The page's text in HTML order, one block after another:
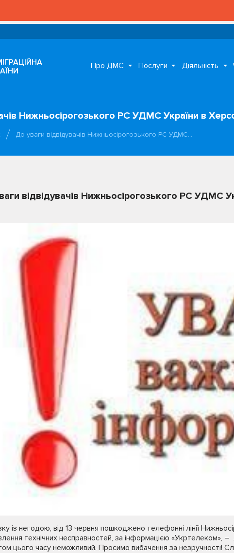
Про ДМС Послуги Діяльність
Нижньосірогозького РС УДМС України в
До уваги відвідувачів Нижньосірогозького РС УДМС…
відвідувачів Нижньосірогозького РС УДМС
із негодою, від 13 червня пошкоджено телефонні лінії
технічних несправностей, за інформацією «Укртелеком»,
цього часу неможливий. Просимо вибачення за незручності!